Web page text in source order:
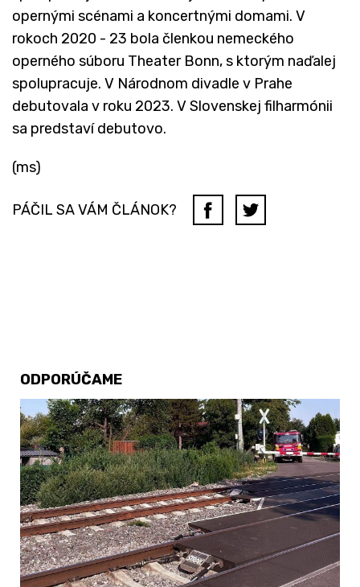
opernými scénami a koncertnými domami. V
rokoch 2020 - 23 bola členkou nemeckého
operného súboru Theater Bonn, s ktorým naďalej
spolupracuje. V Národnom divadle v Prahe
debutovala v roku 2023. V Slovenskej filharmónii
sa predstaví debutovo.
(ms)
PÁČIL SA VÁM ČLÁNOK?
ODPORÚČAME